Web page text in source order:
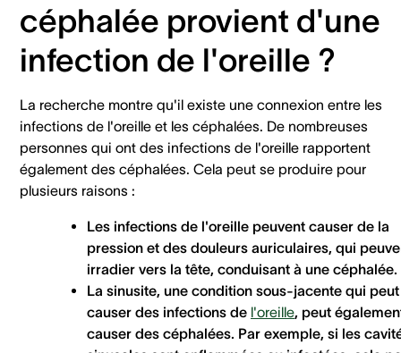
céphalée provient d'une
infection de l'oreille ?
La recherche montre qu'il existe une connexion entre les
infections de l'oreille et les céphalées. De nombreuses
personnes qui ont des infections de l'oreille rapportent
également des céphalées. Cela peut se produire pour
plusieurs raisons :
Les infections de l'oreille peuvent causer de la
pression et des douleurs auriculaires, qui
irradier vers la tête, conduisant à une céphalée.
La sinusite, une condition sous-jacente qui peut
causer des infections de l'oreille, peut
causer des céphalées. Par exemple, si les